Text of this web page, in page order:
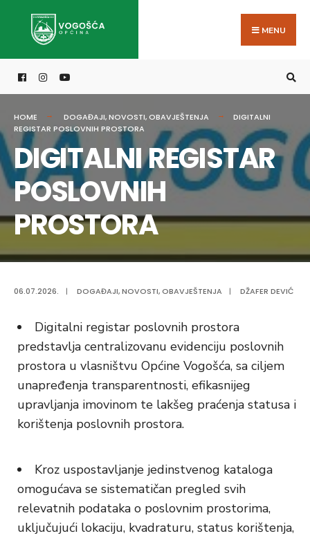
MENU
HOME DOGAĐAJI,NOVOSTI,OBAVJEŠTENJA
DIGITALNI
REGISTAR POSLOVNIH PROSTORA
DIGITALNI REGISTAR
POSLOVNIH
PROSTORA
06.07.2026. | DOGAĐAJI,NOVOSTI,OBAVJEŠTENJA | DŽAFER DEVIĆ
Digitalni registar poslovnih prostora
predstavlja centralizovanu evidenciju poslovnih
prostora u vlasništvu Općine Vogošća, sa ciljem
unapređenja transparentnosti, efikasnijeg
upravljanja imovinom te lakšeg praćenja statusa i
korištenja poslovnih prostora.
Kroz uspostavljanje jedinstvenog kataloga
omogućava se sistematičan pregled svih
relevatnih podataka o poslovnim prostorima,
uključujući lokaciju, kvadraturu, status korištenja,
for: